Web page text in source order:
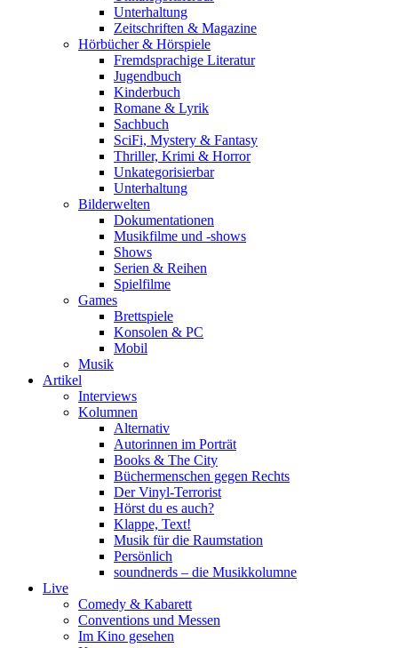
Unterhaltung
Zeitschriften & Magazine
Hörbücher & Hörspiele
Fremdsprachige Literatur
Jugendbuch
Kinderbuch
Romane & Lyrik
Sachbuch
SciFi, Mystery & Fantasy
Thriller, Krimi & Horror
Unkategorisierbar
Unterhaltung
Bilderwelten
Dokumentationen
Musikfilme und -shows
Shows
Serien & Reihen
Spielfilme
Games
Brettspiele
Konsolen & PC
Mobil
Musik
Artikel
Interviews
Kolumnen
Alternativ
Autorinnen im Porträt
Books & The City
Büchermenschen gegen Rechts
Der Vinyl-Terrorist
Hörst du es auch?
Klappe, Text!
Musik für die Raumstation
Persönlich
soundnerds – die Musikkolumne
Live
Comedy & Kabarett
Conventions und Messen
Im Kino gesehen